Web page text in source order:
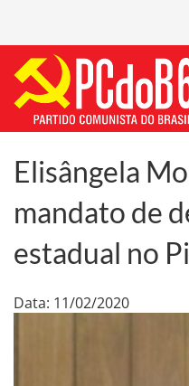
Elisângela
mandato de
estadual no
Data: 11/02/2020